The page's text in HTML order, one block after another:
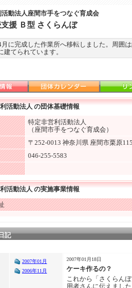
動法人座間市手をつなぐ育成会
援 Ｂ型 さくらんぼ
に完成した作業所へ移転しました。周囲
建てられています。
活動法人 の団体基礎情報
特定非営利活動法人
（座間市手をつなぐ育成会）
〒252-0013 神奈川県 座間市栗原
046-255-5583
活動法人 の実施事業情報
記
2007年01月
2006年11月
2007年01月18日
ケーキ作るの？
これから「さくらん
用者さんに伝えまし